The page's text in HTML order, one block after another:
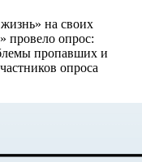
на своих
провело опрос:
пропавших и
опроса